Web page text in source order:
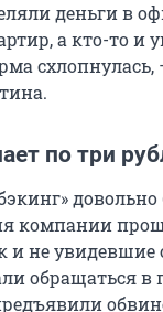
деньги в
а кто-то и
по три
компании
и не
обращаться в